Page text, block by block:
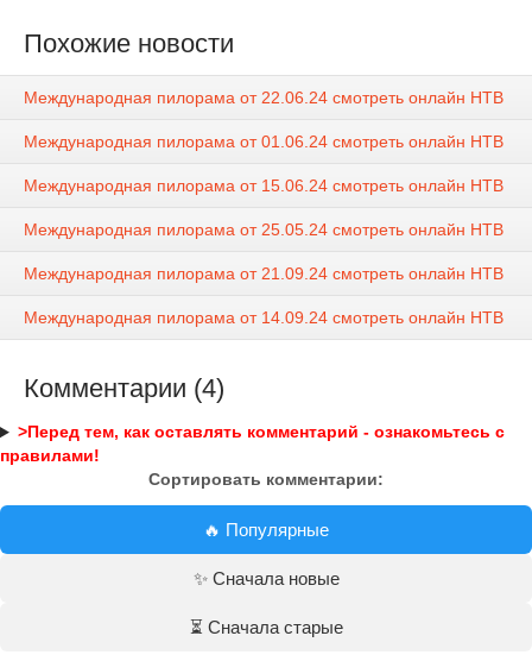
Похожие новости
Международная пилорама от 22.06.24 смотреть онлайн НТВ
Международная пилорама от 01.06.24 смотреть онлайн НТВ
Международная пилорама от 15.06.24 смотреть онлайн НТВ
Международная пилорама от 25.05.24 смотреть онлайн НТВ
Международная пилорама от 21.09.24 смотреть онлайн НТВ
Международная пилорама от 14.09.24 смотреть онлайн НТВ
Комментарии (4)
>Перед тем, как оставлять комментарий - ознакомьтесь с
правилами!
Сортировать комментарии:
🔥 Популярные
✨ Сначала новые
⏳ Сначала старые